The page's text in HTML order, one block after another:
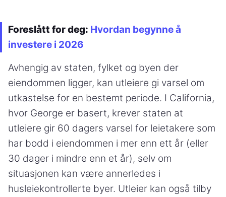
Foreslått for deg: Hvordan begynne å
investere i 2026
Avhengig av staten, fylket og byen der
eiendommen ligger, kan utleiere gi varsel om
utkastelse for en bestemt periode. I California,
hvor George er basert, krever staten at
utleiere gir 60 dagers varsel for leietakere som
har bodd i eiendommen i mer enn ett år (eller
30 dager i mindre enn et år), selv om
situasjonen kan være annerledes i
husleiekontrollerte byer. Utleier kan også tilby